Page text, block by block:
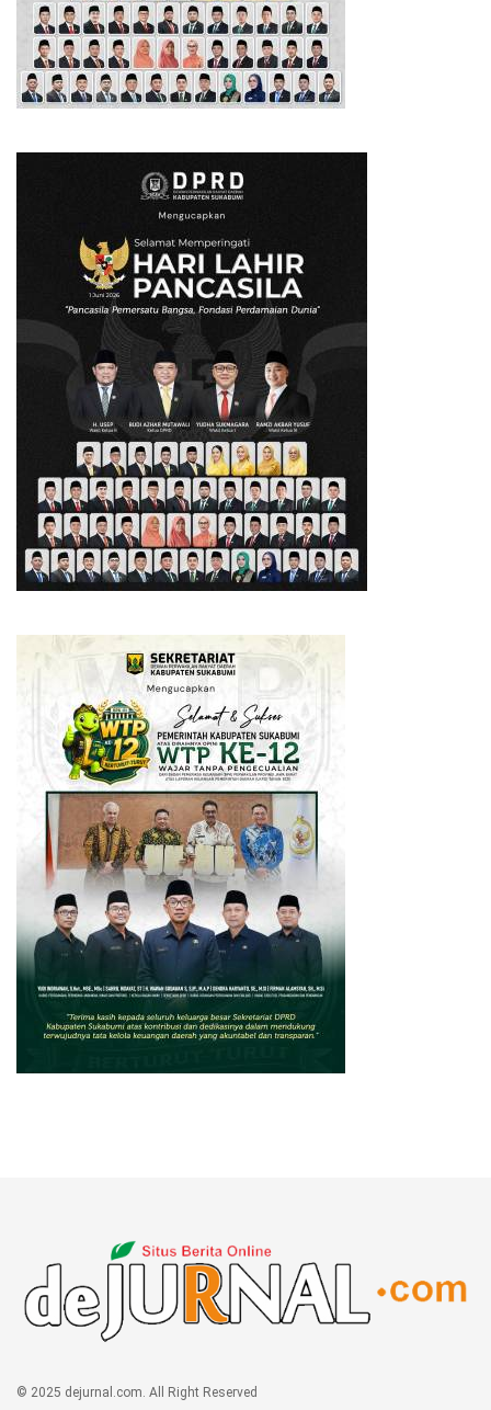
© 2025 dejurnal.com. All Right Reserved